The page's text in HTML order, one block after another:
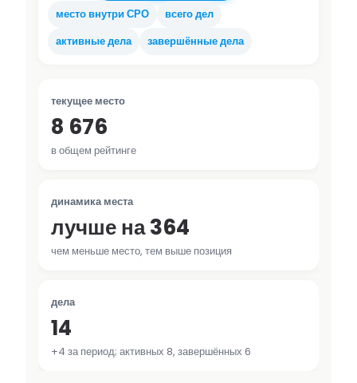
место внутри СРО
всего дел
активные дела
завершённые дела
текущее место
8 676
в общем рейтинге
динамика места
лучше на 364
чем меньше место, тем выше позиция
дела
14
+4 за период; активных 8, завершённых 6